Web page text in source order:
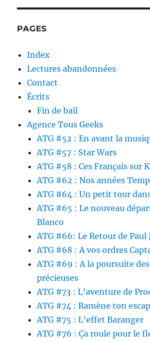
PAGES
Index
Lectures abandonnées
Contact
Écrits
Fin de bail
Agence Tous Geeks
ATG #52 : En avant la
ATG #57 : Star Wars
ATG #58 : Ces Français sur
ATG #62 : Nos années
ATG #64 : Un petit tour
ATG #65 : Le nouveau
Blanco
ATG #66: Le Retour de Paul
ATG #68 : A vos ordres
ATG #69 : A la poursuite
précieuses
ATG #73 : L’aventure de
ATG #74 : Ramène ton
ATG #75 : L’effet Baranger
ATG #76 : Ça roule pour le